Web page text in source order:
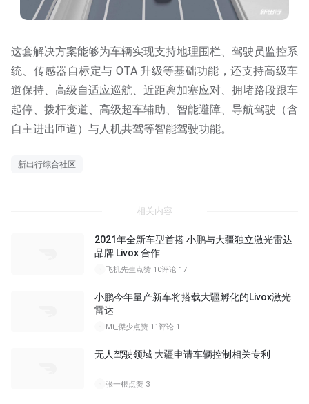
这套解决方案能够为车辆实现支持地理围栏、驾驶员监控系
统、传感器自标定与 OTA 升级等基础功能，还支持高级车
道保持、高级自适应巡航、近距离加塞应对、拥堵路段跟车
起停、拨杆变道、高级超车辅助、智能避障、导航驾驶（含
自主进出匝道）与人机共驾等智能驾驶功能。
新出行综合社区
相关内容
2021年全新车型首搭 小鹏与大疆独立激光雷达
品牌 Livox 合作
飞机先生点赞 10评论 17
小鹏今年量产新车将搭载大疆孵化的Livox激光
雷达
Mi_傑少点赞 11评论 1
无人驾驶领域 大疆申请车辆控制相关专利
张一根点赞 3